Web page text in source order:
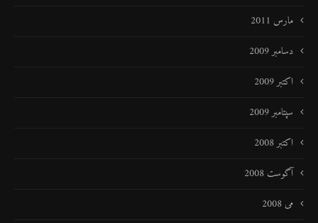
مارس 2011
دسامبر 2009
اکتبر 2009
سپتامبر 2009
اکتبر 2008
آگوست 2008
می 2008